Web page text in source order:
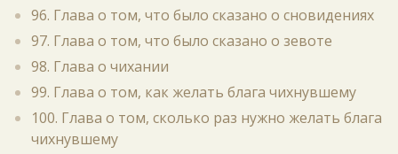
96. Глава о том, что было сказано о сновидениях
97. Глава о том, что было сказано о зевоте
98. Глава о чихании
99. Глава о том, как желать блага чихнувшему
100. Глава о том, сколько раз нужно желать блага
чихнувшему